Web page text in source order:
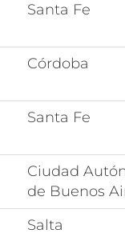
Santa Fe
Córdoba
Santa Fe
Ciudad
de Buenos
Salta